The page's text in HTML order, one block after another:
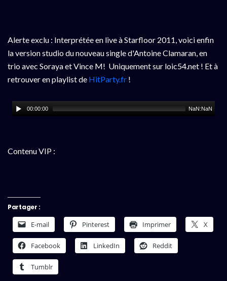
Alerte exclu : Interprétée en live à Starfloor 2011, voici enfin
la version studio du nouveau single d'Antoine Clamaran, en
trio avec Soraya et Vince M! Uniquement sur loic54.net ! Et à
retrouver en playlist de HitParty.fr !
00:00:00 NaN:NaN
Contenu VIP :
Partager :
E-mail Pinterest Imprimer X
Facebook LinkedIn Reddit
Tumblr